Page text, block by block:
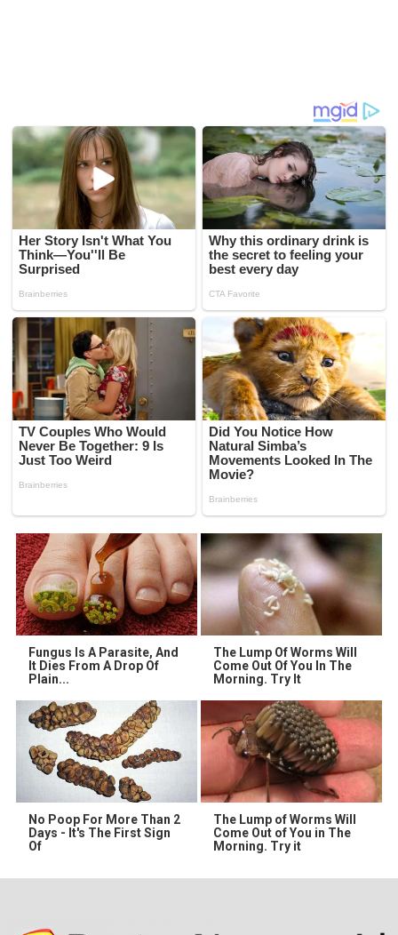
Fungus Is A Parasite, And
It Dies From A Drop Of
Plain...
The Lump Of Worms Will
Come Out Of You In The
Morning. Try It
No Poop For More Than 2
Days - It's The First Sign
Of
The Lump of Worms Will
Come Out of You in The
Morning. Try it